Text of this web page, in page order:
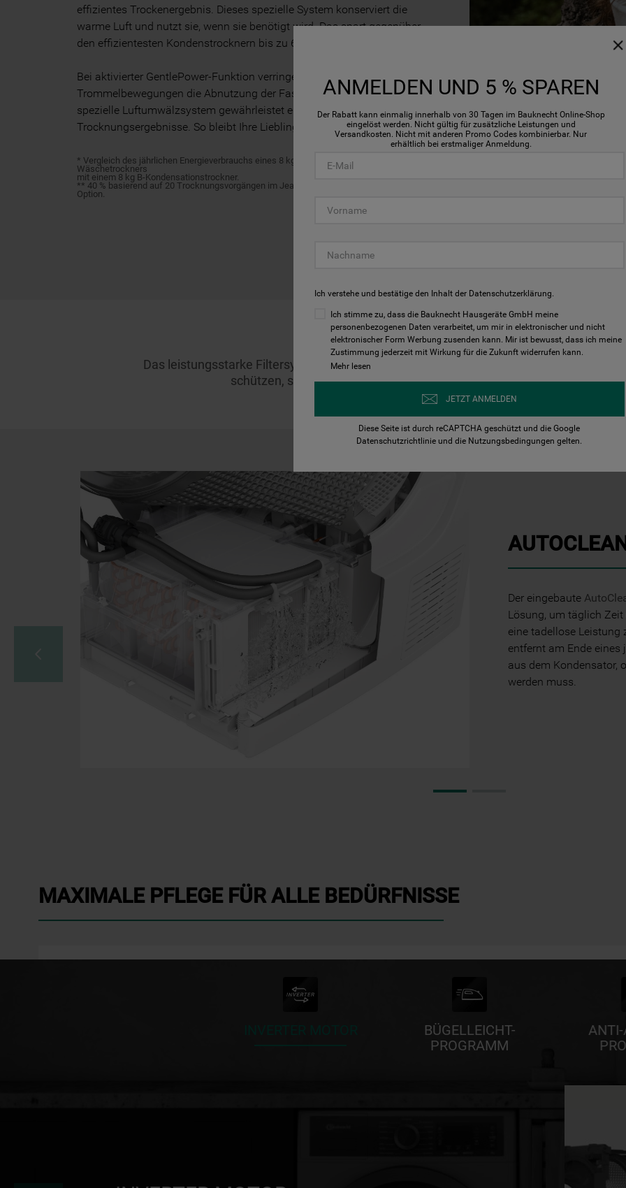
effizientes Trockenergebnis. Dieses spezielle System konserviert die
warme Luft und nutzt sie, wenn sie benötigt wird. Das spart gegenüber
den effizientesten Kondenstrocknern bis zu 68 %* Energie!
Bei aktivierter GentlePower-Funktion verringern Anti-Stress
Trommelbewegungen die Abnutzung der Fasern um bis zu 40 %**, das
spezielle Luftumwälzsystem gewährleistet einwandfreie
Trocknungsergebnisse. So bleibt Ihre Lieblingskleidung länger in Form!
* Vergleich des jährlichen Energieverbrauchs eines 8 kg Bauknecht A +++ Wärmepumpen
Wäschetrockners
mit einem 8 kg B-Kondensationstrockner.
** 40 % basierend auf 20 Trocknungsvorgängen im Jeans-Programm ohne GentlePower-
Option.
Wenig Aufwand und eine langanhaltende Leistung.
Das leistungsstarke Filtersystem wurde entwickelt, um eine effektive Reinigung zu
schützen, so dass eine außergewöhnliche Trocknungsleistung auf
Der eingebaute
Lösung, um täglich
eine tadellose Leistung
entfernt am Ende
aus dem Kondensator,
werden muss.
MAXIMALE PFLEGE FÜR ALLE BEDÜRFNISSE
BÜGELLEICHT-
PROGRAMM
ANTI-
ANMELDEN UND 5 % SPAREN
Der Rabatt kann einmalig innerhalb von 30 Tagen im Bauknecht Online-Shop
eingelöst werden. Nicht gültig für zusätzliche Leistungen und
Versandkosten. Nicht mit anderen Promo Codes kombinierbar. Nur
erhältlich bei erstmaliger Anmeldung.
Ich verstehe und bestätige den Inhalt der Datenschutzerklärung.
Ich stimme zu, dass die Bauknecht Hausgeräte GmbH meine
personenbezogenen Daten verarbeitet, um mir in elektronischer und nicht
elektronischer Form Werbung zusenden kann. Mir ist bewusst, dass ich meine
Zustimmung jederzeit mit Wirkung für die Zukunft widerrufen kann.
Mehr lesen
JETZT ANMELDEN
Diese Seite ist durch reCAPTCHA geschützt und die Google
Datenschutzrichtlinie und die Nutzungsbedingungen gelten.